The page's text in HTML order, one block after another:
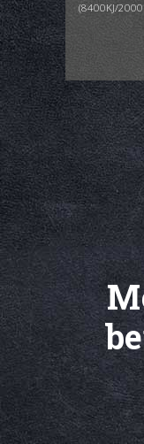
(8400KJ/